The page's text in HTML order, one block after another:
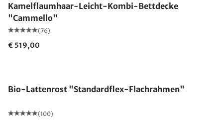
Kamelflaumhaar-Leicht-Kombi-Bettdecke
"Cammello"
(76)
€ 519,00
Bio-Lattenrost "Standardflex-Flachrahmen"
(100)